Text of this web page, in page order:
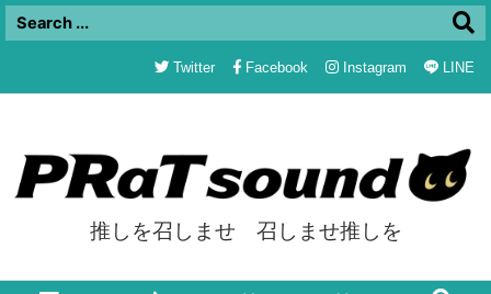
推しを召しませ 召しませ推しを
Twitter Facebook Instagram LINE